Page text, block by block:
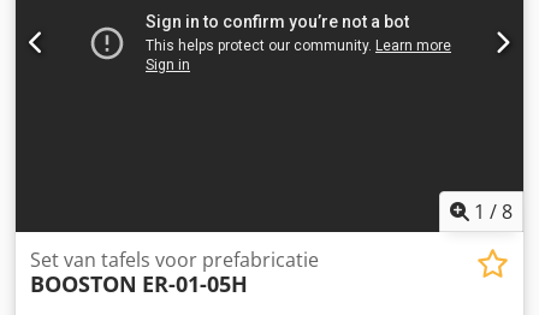
manier bij elkaar gehouden worden. Dwedpfx Aeyk Eqush
Nja
1 /8
Set van tafels voor prefabricatie
BOOSTON ER-01-05H